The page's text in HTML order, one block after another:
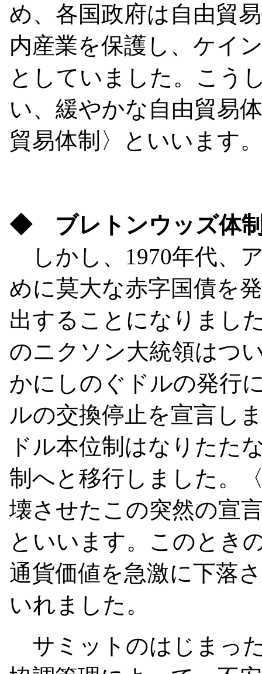
め、各国政府は自由貿
内産業を保護し、ケイ
としていました。こう
い、緩やかな自由貿易
貿易体制〉といいます
◆ ブレトンウッズ体
しかし、1970年代、
めに莫大な赤字国債を
出することになりまし
のニクソン大統領はつ
かにしのぐドルの発行
ルの交換停止を宣言し
ドル本位制はなりたた
制へと移行しました。
壊させたこの突然の宣
といいます。このとき
通貨価値を急激に下落
いれました。
サミットのはじまっ